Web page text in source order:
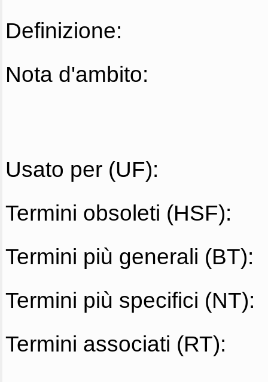
Definizione:
Nota d'ambito:
Usato per (UF):
Termini obsoleti (HSF):
Termini più generali (BT):
Termini più specifici (NT):
Termini associati (RT):